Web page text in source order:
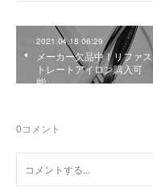
2021.04.18 06:29
メーカー欠品中！リファス
トレートアイロン購入可
能。
0コメント